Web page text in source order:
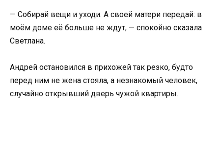
— Собирай вещи и уходи. А своей матери передай: в
моём доме её больше не ждут, — спокойно сказала
Светлана.
Андрей остановился в прихожей так резко, будто
перед ним не жена стояла, а незнакомый человек,
случайно открывший дверь чужой квартиры.